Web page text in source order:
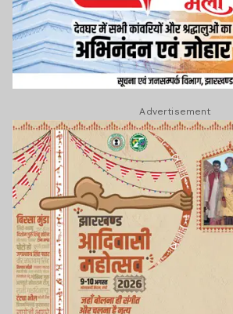
Advertisement